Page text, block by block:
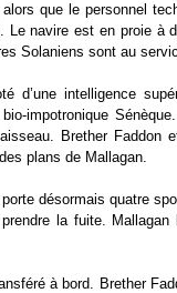
que le personnel
Le navire est en proie à
Solaniens sont au
d’une intelligence
impotronique
Brether Faddon
plans de Mallagan.
désormais quatre
la fuite.
à bord. Brether